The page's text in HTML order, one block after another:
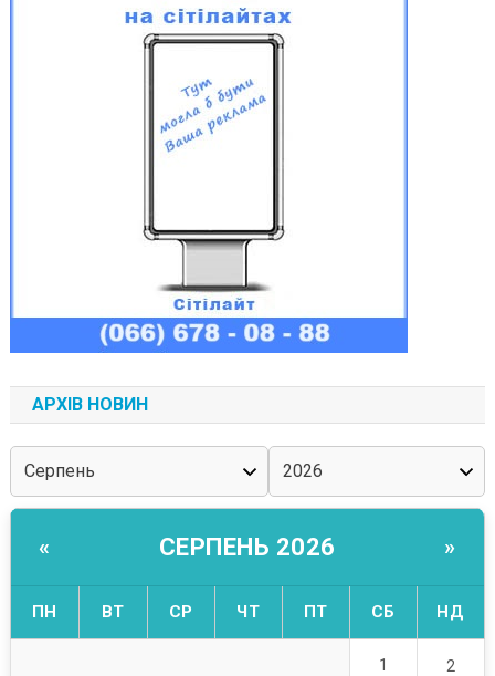
АРХІВ НОВИН
« СЕРПЕНЬ 2026 »
ПН ВТ СР ЧТ ПТ СБ НД
1 2